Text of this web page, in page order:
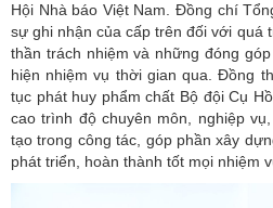
Hội Nhà báo Việt Nam. Đồng chí
sự ghi nhận của cấp trên đối với quá
thần trách nhiệm và những đóng
hiện nhiệm vụ thời gian qua. Đồng
tục phát huy phẩm chất Bộ đội Cụ
cao trình độ chuyên môn, nghiệp
tạo trong công tác, góp phần xây
phát triển, hoàn thành tốt mọi nhiệm